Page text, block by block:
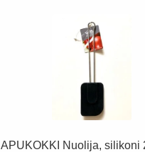
APUKOKKI Nuolija, silikoni